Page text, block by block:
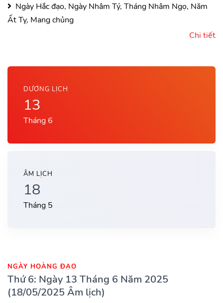
Ngày Hắc đạo, Ngày Nhâm Tý, Tháng Nhâm Ngọ, Năm
Ất Tỵ, Mang chủng
Chi tiết
DƯƠNG LỊCH
13
Tháng 6
ÂM LỊCH
18
Tháng 5
NGÀY HOÀNG ĐẠO
Thứ 6: Ngày 13 Tháng 6 Năm 2025
(18/05/2025 Âm lịch)